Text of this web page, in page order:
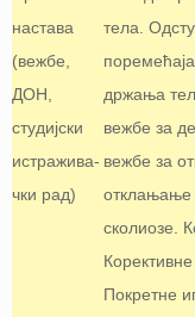
настава
(вежбе,
ДОН,
студијски
истражива-
чки рад)
тела.
држања
вежбе за
вежбе за
отклањање
сколиозе.
Покретне